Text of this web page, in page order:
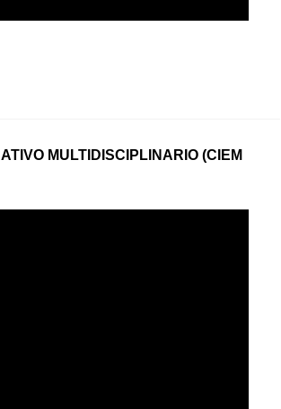
MULTIDISCIPLINARIO (CIEM